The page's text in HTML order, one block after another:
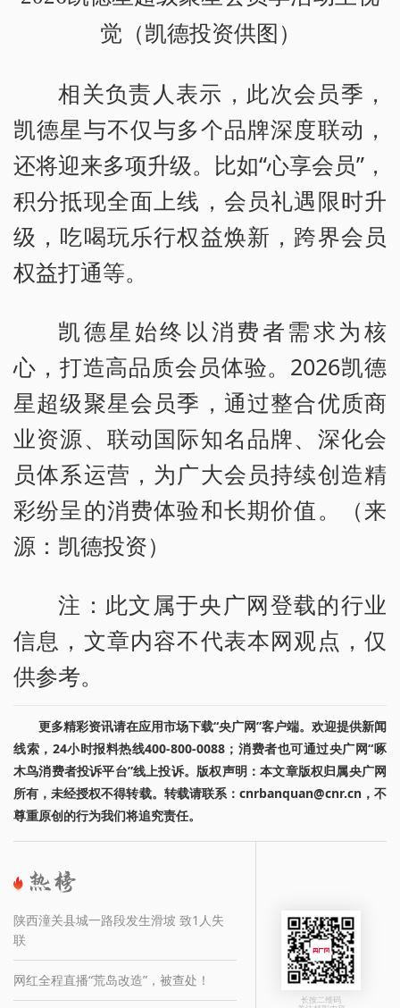
觉（凯德投资供图）
相关负责人表示，此次会员季，
凯德星与不仅与多个品牌深度联动，
还将迎来多项升级。比如“心享会员”，
积分抵现全面上线，会员礼遇限时升
级，吃喝玩乐行权益焕新，跨界会员
权益打通等。
凯德星始终以消费者需求为核
心，打造高品质会员体验。2026凯德
星超级聚星会员季，通过整合优质商
业资源、联动国际知名品牌、深化会
员体系运营，为广大会员持续创造精
彩纷呈的消费体验和长期价值。（来
源：凯德投资）
注：此文属于央广网登载的行业
信息，文章内容不代表本网观点，仅
供参考。
更多精彩资讯请在应用市场下载“央广网”客户端。欢迎提供新闻
线索，24小时报料热线400-800-0088；消费者也可通过央广网“啄
木鸟消费者投诉平台”线上投诉。版权声明：本文章版权归属央广网
所有，未经授权不得转载。转载请联系：cnrbanquan@cnr.cn，不
尊重原创的行为我们将追究责任。
陕西潼关县城一路段发生滑坡 致1人失
联
网红全程直播“荒岛改造”，被查处！
长按二维码